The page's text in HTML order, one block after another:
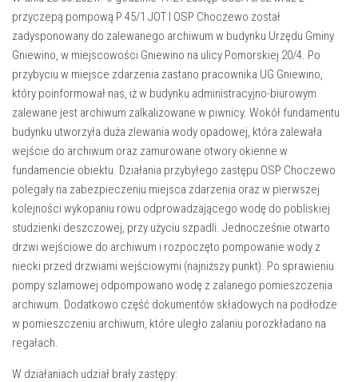
przyczepą pompową P 45/1 JOT I OSP Choczewo został
zadysponowany do zalewanego archiwum w budynku Urzędu Gminy
Gniewino, w miejscowości Gniewino na ulicy Pomorskiej 20/4. Po
przybyciu w miejsce zdarzenia zastano pracownika UG Gniewino,
który poinformował nas, iż w budynku administracyjno-biurowym
zalewane jest archiwum zalkalizowane w piwnicy. Wokół fundamentu
budynku utworzyła duża zlewania wody opadowej, która zalewała
wejście do archiwum oraz zamurowane otwory okienne w
fundamencie obiektu. Działania przybyłego zastępu OSP Choczewo
polegały na zabezpieczeniu miejsca zdarzenia oraz w pierwszej
kolejności wykopaniu rowu odprowadzającego wodę do pobliskiej
studzienki deszczowej, przy użyciu szpadli. Jednocześnie otwarto
drzwi wejściowe do archiwum i rozpoczęto pompowanie wody z
niecki przed drzwiami wejściowymi (najniższy punkt). Po sprawieniu
pompy szlamowej odpompowano wodę z zalanego pomieszczenia
archiwum. Dodatkowo część dokumentów składowych na podłodze
w pomieszczeniu archiwum, które uległo zalaniu porozkładano na
regałach.
W działaniach udział brały zastępy: